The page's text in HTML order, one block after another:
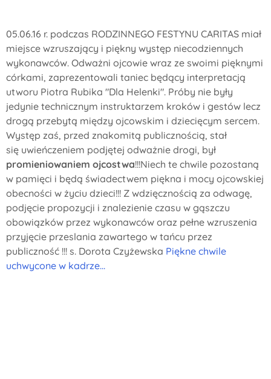
05.06.16 r. podczas RODZINNEGO FESTYNU CARITAS miał
miejsce wzruszający i piękny występ niecodziennych
wykonawców. Odważni ojcowie wraz ze swoimi pięknymi
córkami, zaprezentowali taniec będący interpretacją
utworu Piotra Rubika "Dla Helenki". Próby nie były
jedynie technicznym instruktarzem kroków i gestów lecz
drogą przebytą między ojcowskim i dziecięcym sercem.
Występ zaś, przed znakomitą publicznością, stał
się uwieńczeniem podjętej odważnie drogi, był
promieniowaniem ojcostwa!!!Niech te chwile pozostaną
w pamięci i będą świadectwem piękna i mocy ojcowskiej
obecności w życiu dzieci!!! Z wdzięcznością za odwagę,
podjęcie propozycji i znalezienie czasu w gąszczu
obowiązków przez wykonawców oraz pełne wzruszenia
przyjęcie przeslania zawartego w tańcu przez
publiczność !!! s. Dorota Czyżewska Piękne chwile
uchwycone w kadrze...